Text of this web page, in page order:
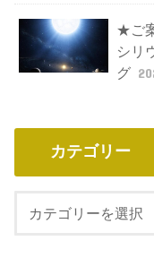
★ご
シリ
グ
カテゴリー